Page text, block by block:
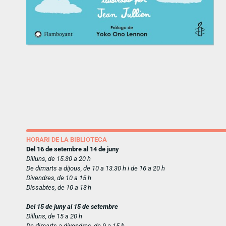
HORARI DE LA BIBLIOTECA
Del 16 de setembre al 14 de juny
Dilluns, de 15.30 a 20 h
De dimarts a dijous, de 10 a 13.30 h i de 16 a 20 h
Divendres, de 10 a 15 h
Dissabtes, de 10 a 13 h
Del 15 de juny al 15 de setembre
Dilluns, de 15 a 20 h